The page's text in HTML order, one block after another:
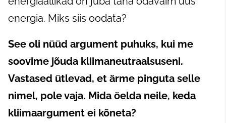
energia. Miks siis oodata?
See oli nüüd argument puhuks, kui me
soovime jõuda kliimaneutraalsuseni.
Vastased ütlevad, et ärme pinguta selle
nimel, pole vaja. Mida öelda neile, keda
kliimaargument ei kõneta?